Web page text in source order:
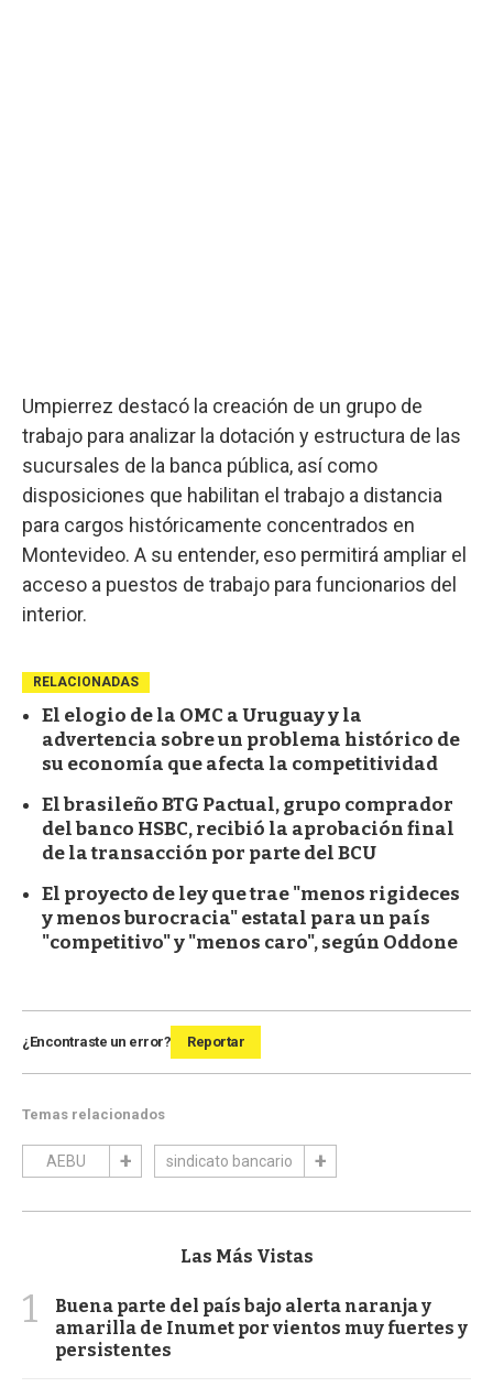
Umpierrez destacó la creación de un grupo de
trabajo para analizar la dotación y estructura de las
sucursales de la banca pública, así como
disposiciones que habilitan el trabajo a distancia
para cargos históricamente concentrados en
Montevideo. A su entender, eso permitirá ampliar el
acceso a puestos de trabajo para funcionarios del
interior.
RELACIONADAS
El elogio de la OMC a Uruguay y la
advertencia sobre un problema histórico de
su economía que afecta la competitividad
El brasileño BTG Pactual, grupo comprador
del banco HSBC, recibió la aprobación final
de la transacción por parte del BCU
El proyecto de ley que trae "menos rigideces
y menos burocracia" estatal para un país
"competitivo" y "menos caro", según Oddone
¿Encontraste un error? Reportar
Temas relacionados
AEBU sindicato bancario
Las Más Vistas
1
Buena parte del país bajo alerta naranja y
amarilla de Inumet por vientos muy fuertes y
persistentes